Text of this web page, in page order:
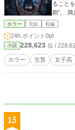
ることを提案する。 学
期”。 満月と
ン・セレモニー。 血に染ま
それとも選別か。 これは、
語。
ホラー 完結 長編
24h.ポイント 0pt
小説 228,623 位 /
ホラー 生贄 女子高
15